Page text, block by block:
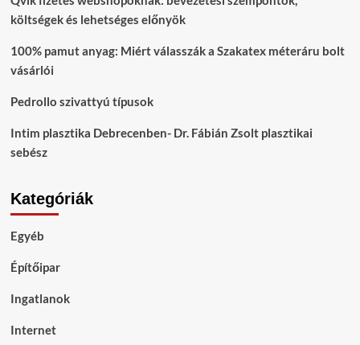
költségek és lehetséges előnyök
100% pamut anyag: Miért válasszák a Szakatex méteráru bolt
vásárlói
Pedrollo szivattyú típusok
Intim plasztika Debrecenben- Dr. Fábián Zsolt plasztikai
sebész
Kategóriák
Egyéb
Építőipar
Ingatlanok
Internet